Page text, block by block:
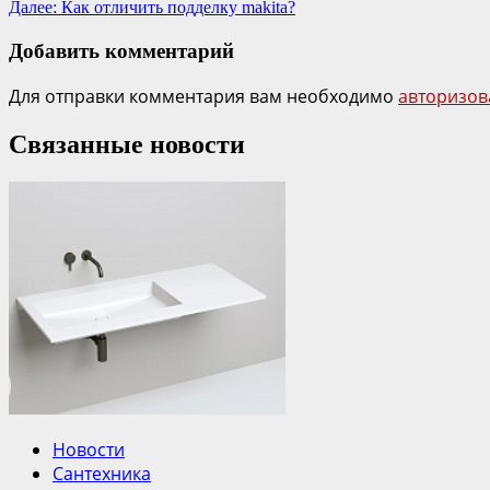
Далее: Как отличить подделку makita?
Добавить комментарий
Для отправки комментария вам необходимо
Связанные новости
Новости
Сантехника